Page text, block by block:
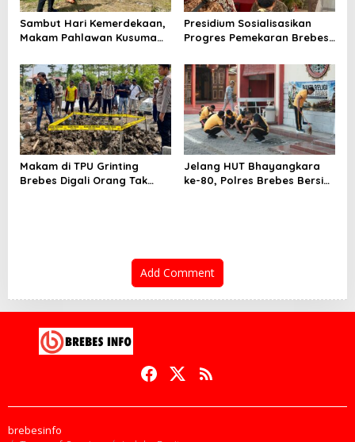
Sambut Hari Kemerdekaan,
Makam Pahlawan Kusuma
Dibersihkan
Presidium Sosialisasikan
Progres Pemekaran Brebes
Pansus DPRD Jateng Jadi
Tahap Berikutnya
Makam di TPU Grinting
Brebes Digali Orang Tak
Jelang HUT Bhayangkara
ke-80, Polres Brebes Bersih-
Add Comment
brebesinfo